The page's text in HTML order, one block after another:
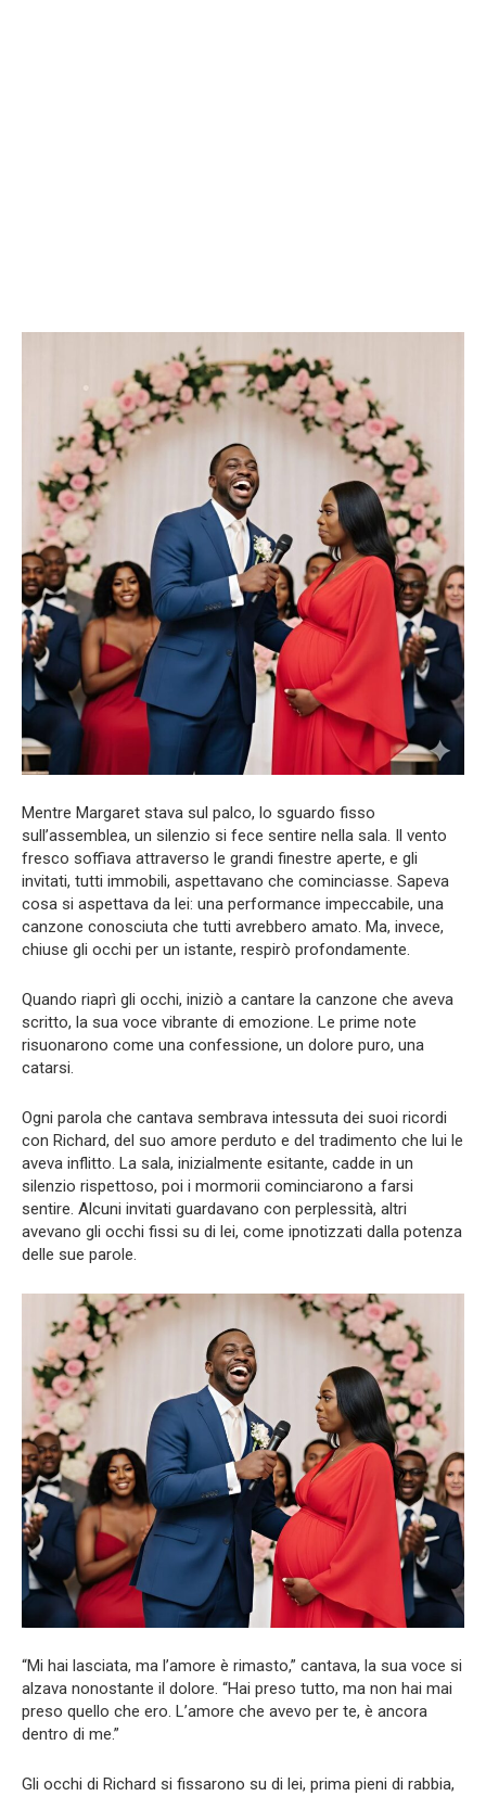
Mentre Margaret stava sul palco, lo sguardo fisso
sull’assemblea, un silenzio si fece sentire nella sala. Il vento
fresco soffiava attraverso le grandi finestre aperte, e gli
invitati, tutti immobili, aspettavano che cominciasse. Sapeva
cosa si aspettava da lei: una performance impeccabile, una
canzone conosciuta che tutti avrebbero amato. Ma, invece,
chiuse gli occhi per un istante, respirò profondamente.
Quando riaprì gli occhi, iniziò a cantare la canzone che aveva
scritto, la sua voce vibrante di emozione. Le prime note
risuonarono come una confessione, un dolore puro, una
catarsi.
Ogni parola che cantava sembrava intessuta dei suoi ricordi
con Richard, del suo amore perduto e del tradimento che lui le
aveva inflitto. La sala, inizialmente esitante, cadde in un
silenzio rispettoso, poi i mormorii cominciarono a farsi
sentire. Alcuni invitati guardavano con perplessità, altri
avevano gli occhi fissi su di lei, come ipnotizzati dalla potenza
delle sue parole.
“Mi hai lasciata, ma l’amore è rimasto,” cantava, la sua voce si
alzava nonostante il dolore. “Hai preso tutto, ma non hai mai
preso quello che ero. L’amore che avevo per te, è ancora
dentro di me.”
Gli occhi di Richard si fissarono su di lei, prima pieni di rabbia,